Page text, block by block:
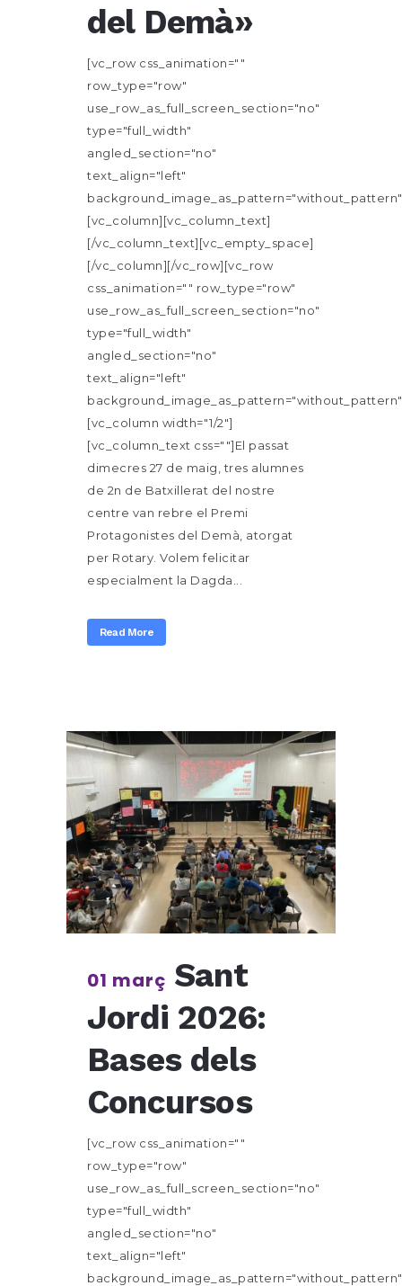
del Demà»
[vc_row css_animation=""
row_type="row"
use_row_as_full_screen_section="no"
type="full_width"
angled_section="no"
text_align="left"
[vc_column][vc_column_text]
[/vc_column_text][vc_empty_space]
[/vc_column][/vc_row][vc_row
css_animation="" row_type="row"
use_row_as_full_screen_section="no"
type="full_width"
angled_section="no"
text_align="left"
[vc_column width="1/2"]
[vc_column_text css=""]El passat
dimecres 27 de maig, tres alumnes
de 2n de Batxillerat del nostre
centre van rebre el Premi
Protagonistes del Demà, atorgat
per Rotary. Volem felicitar
especialment la Dagda...
Read More
01 març Sant
Jordi 2026:
Bases dels
Concursos
[vc_row css_animation=""
row_type="row"
use_row_as_full_screen_section="no"
type="full_width"
angled_section="no"
text_align="left"